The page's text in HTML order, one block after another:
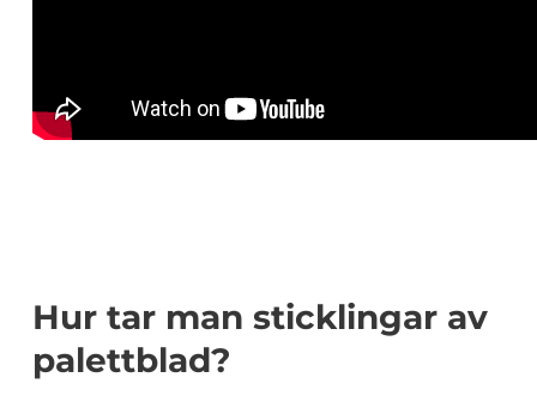
Hur tar man sticklingar av
palettblad?